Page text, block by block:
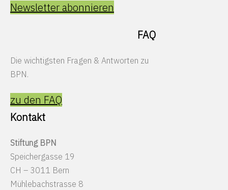
Newsletter abonnieren
FAQ
Die wichtigsten Fragen & Antworten zu
BPN.
zu den FAQ
Kontakt
Stiftung BPN
Speichergasse 19
CH – 3011 Bern
Mühlebachstrasse 8